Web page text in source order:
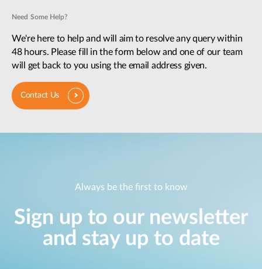
Need Some Help?
We're here to help and will aim to resolve any query within
48 hours. Please fill in the form below and one of our team
will get back to you using the email address given.
Contact Us
Always be the first to know
Sign up to our newsletter
and stay up to date